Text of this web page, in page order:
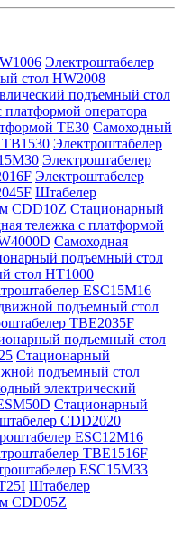
Электроштабелер
стол HW2008
подъемный стол
оператора
TE30 Самоходный
TB1530 Электроштабелер
Электроштабелер
Электроштабелер
Штабелер
CDD10Z Стационарный
тележка с платформой
Самоходная
подъемный стол
стол HT1000
ESC15M16
подъемный стол
TBE2035F
подъемный стол
Стационарный
подъемный стол
электрический
Стационарный
CDD2020
ESC12M16
TBE1516F
ESC15M33
Штабелер
CDD05Z